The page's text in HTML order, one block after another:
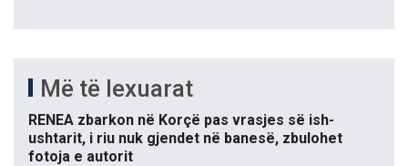
Më të lexuarat
RENEA zbarkon në Korçë pas vrasjes së ish-
ushtarit, i riu nuk gjendet në banesë, zbulohet
fotoja e autorit